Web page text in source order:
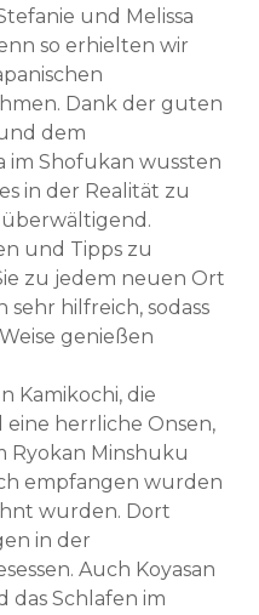
und Melissa
so erhielten wir
Dank der guten
dem
im Shofukan wussten
in der Realität zu
überwältigend.
und Tipps zu
zu jedem neuen Ort
hilfreich, sodass
genießen
Kamikochi, die
herrliche Onsen,
Ryokan Minshuku
empfangen wurden
wurden. Dort
in der
Auch Koyasan
das Schlafen im